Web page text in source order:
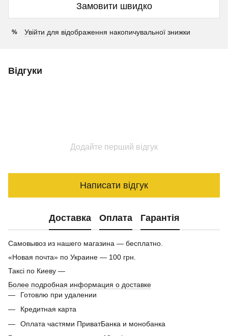
Замовити швидко
% Увійти для відображення накопичувальної знижки
Відгуки
Додайте перший відгук
Написати відгук
Доставка Оплата Гарантія
Самовывоз из нашего магазина — бесплатно.
«Новая почта» по Украине — 100 грн.
Таксі по Киеву —
Более подробная информация о доставке
Готовлю при удалении
Кредитная карта
Оплата частями ПриватБанка и монобанка